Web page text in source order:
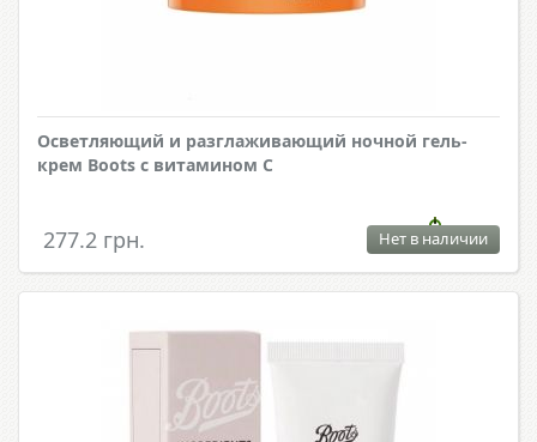
Осветляющий и разглаживающий ночной гель-
крем Boots с витамином С
277.2 грн. Нет в наличии